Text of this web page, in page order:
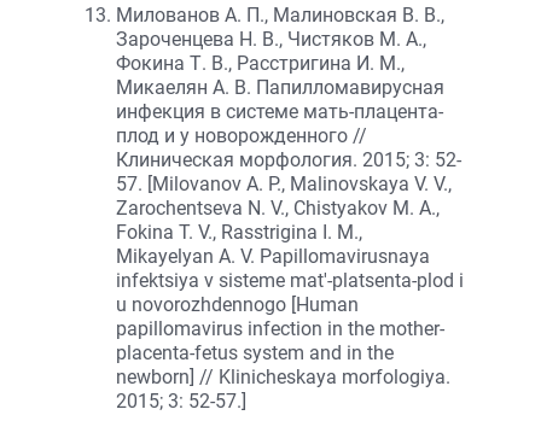
Милованов А. П., Малиновская В. В.,
Зароченцева Н. В., Чистяков М. А.,
Фокина Т. В., Расстригина И. М.,
Микаелян А. В. Папилломавирусная
инфекция в системе мать-плацента-
плод и у новорожденного //
Клиническая морфология. 2015; 3: 52-
57. [Milovanov A. P., Malinovskaya V. V.,
Zarochentseva N. V., Chistyakov M. A.,
Fokina T. V., Rasstrigina I. M.,
Mikayelyan A. V. Papillomavirusnaya
infektsiya v sisteme mat'-platsenta-plod i
u novorozhdennogo [Human
papillomavirus infection in the mother-
placenta-fetus system and in the
newborn] // Klinicheskaya morfologiya.
2015; 3: 52-57.]